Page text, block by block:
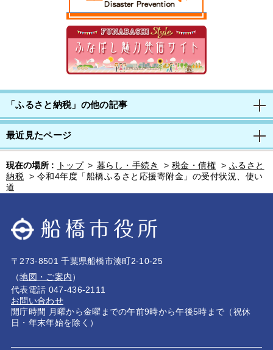
「ふるさと納税」の他の記事
最近見たページ
現在の場所 : トップ > 暮らし・手続き > 税金・債権 > ふるさと
納税 > 令和4年度「船橋ふるさと応援寄附金」の受付状況、使い
道
〒273-8501 千葉県船橋市湊町2-10-25
（地図・ご案内）
代表電話 047-436-2111
お問い合わせ
開庁時間 月曜から金曜までの午前9時から午後5時まで（祝休
日・年末年始を除く）